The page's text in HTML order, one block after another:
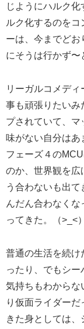
じようにハルク
ルク化するのを
ーは、今までど
にそうは行かず〜
リーガルコメデ
事も頑張りたいみ
プされていて、
味がない自分はあ
フェーズ４の
のか、世界観を広
う合わないも出
んだん合わなく
ってきた。（>_<）
普通の生活を続け
ったり、でもシー
気持ちもわからな
り仮面ライダー
きた身としては